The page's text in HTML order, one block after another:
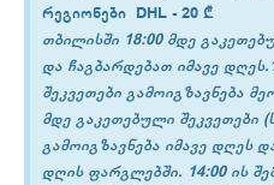
რეგიონები DHL -20 ₾
თბილისში 18:00 მდე
და ჩაგბარდებათ იმავე
შეკვეთები გამოიგზავნება
მდე გაკეთებული შეკვეთები
გამოიგზავნება იმავე დღეს
დღის ფარგლებში. 14:00 ის